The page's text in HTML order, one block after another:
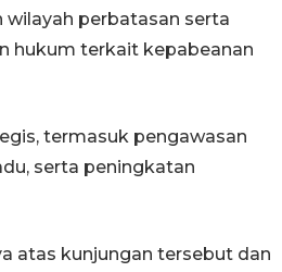
perbatasan serta
hukum terkait kepabeanan
termasuk pengawasan
serta peningkatan
atas kunjungan tersebut dan